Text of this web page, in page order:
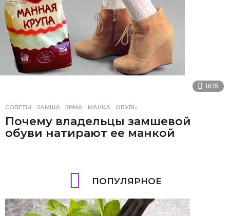
1675
СОВЕТЫ ЗАМША ,ЗИМА ,МАНКА ,ОБУВЬ
Почему владельцы замшевой
обуви натирают ее манкой
ПОПУЛЯРНОЕ